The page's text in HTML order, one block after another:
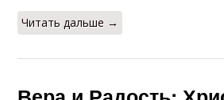
Читать дальше →